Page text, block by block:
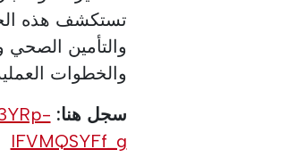
تستكشف هذه
والتأمين
والخطوات
سجل هنا:
IFVMQSYFf_g